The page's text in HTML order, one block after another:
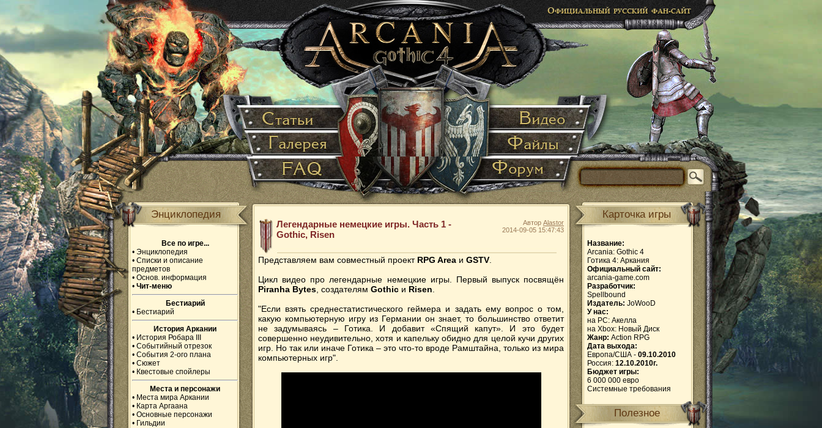
Энциклопедия
Все по игре...
• Энциклопедия
• Списки и описание
предметов
• Основ. информация
• Чит-меню
Бестиарий
• Бестиарий
История Аркании
• История Робара III
• Событийный отрезок
• События 2-ого плана
• Сюжет
• Квестовые спойлеры
Места и персонажи
• Места мира Аркании
• Карта Аргаана
• Основные персонажи
• Гильдии
Легендарные немецкие игры. Часть 1 -
Gothic, Risen
Автор Alastor
2014-09-05 15:47:43
Представляем вам совместный проект RPG Area и GSTV
Цикл видео про легендарные немецкие игры. Первый выпуск посвящён
Piranha Bytes , создателям Gothic и Risen
"Если взять среднестатистического геймера и задать ему вопрос о том,
какую компьютерную игру из Германии он знает, то большинство ответит
не задумываясь – Готика. И добавит «Спящий капут». И это будет
совершенно неудивительно, хотя и капельку обидно для целой кучи других
игр. Но так или иначе Готика – это что-то вроде Рамштайна, только из мира
компьютерных игр".
Карточка игры
Название:
Arcania: Gothic 4
Готика 4: Аркания
Официальный сайт:
arcania-game.com
Разработчик:
Spellbound
Издатель: JoWooD
У нас:
на PC: Акелла
на Xbox: Новый Диск
Жанр: Action RPG
Дата выхода:
Европа/США - 09.10.2010
Россия: 12.10.2010г.
Бюджет игры:
6 000 000 евро
Системные требования
Полезное